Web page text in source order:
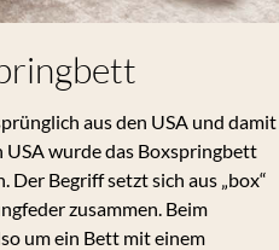
aus den USA und damit
USA wurde das Boxspringbett
Begriff setzt sich aus „box“
zusammen. Beim
um ein Bett mit einem